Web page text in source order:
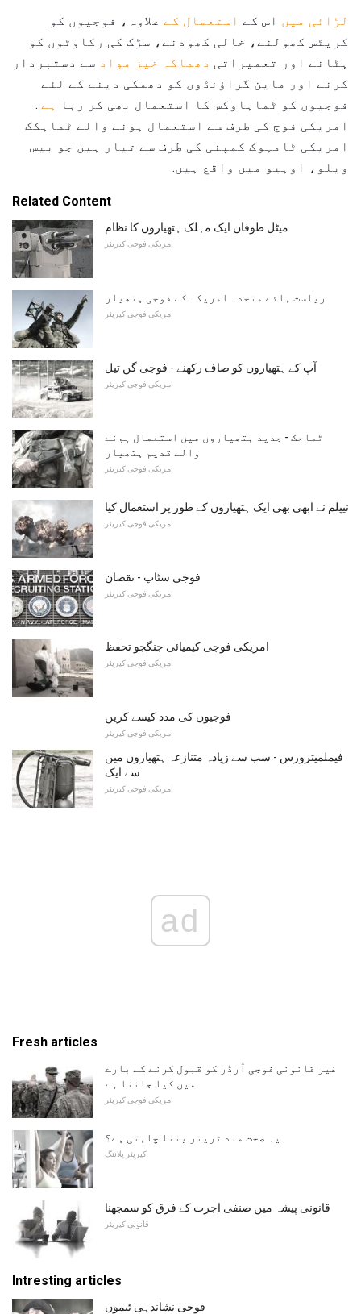
لڑائی میں اس کے استعمال کے علاوہ، فوجیوں کو
کریٹس کھولنے، خالی کھودنے، سڑک کی رکاوٹوں کو
ہٹانے اور تعمیراتی دھماکہ خیز مواد سے دستبردار
کرنے اور ماین گراؤنڈوں کو دھمکی دینے کے لئے
فوجیوں کو ٹماہاوکس کا استعمال بھی کر رہا
ہے .
امریکی فوج کی طرف سے استعمال ہونے والے ٹماہکک
امریکی ٹامہوک کمپنی کی طرف سے تیار ہیں جو بیس
ویلو، اوہیو میں واقع ہیں.
Related Content
میٹل طوفان ایک مہلک ہتھیاروں کا نظام
امریکی فوجی کیریئر
ریاست ہائے متحدہ امریکہ کے فوجی ہتھیار
امریکی فوجی کیریئر
آپ کے ہتھیاروں کو صاف رکھنے - فوجی گن تیل
امریکی فوجی کیریئر
ٹماحک - جدید ہتھیاروں میں استعمال ہونے
والے قدیم ہتھیار
امریکی فوجی کیریئر
نیپلم نے ابھی بھی ایک ہتھیاروں کے طور پر استعمال کیا
امریکی فوجی کیریئر
فوجی سٹاپ - نقصان
امریکی فوجی کیریئر
امریکی فوجی کیمیائی جنگجو تحفظ
امریکی فوجی کیریئر
فوجیوں کی مدد کیسے کریں
امریکی فوجی کیریئر
فیملمیترورس - سب سے زیادہ متنازعہ ہتھیاروں میں
سے ایک
امریکی فوجی کیریئر
ad
Fresh articles
غیر قانونی فوجی آرڈر کو قبول کرنے کے بارے
میں کیا جاننا ہے
امریکی فوجی کیریئر
یہ صحت مند ٹرینر بننا چاہتی ہے؟
کیریئر پلاننگ
قانونی پیشہ میں صنفی اجرت کے فرق کو سمجھنا
قانونی کیریئر
Intresting articles
فوجی نشاندہی ٹیموں